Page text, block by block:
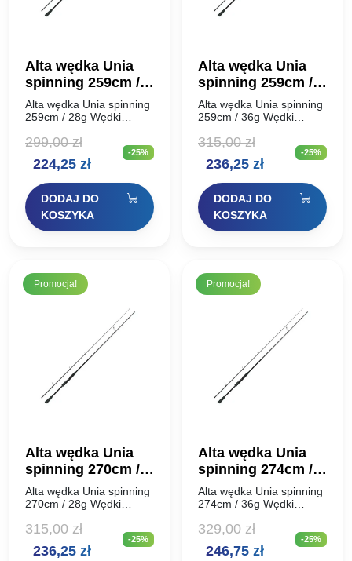
Alta wędka Unia
spinning 259cm /
28g
Alta wędka Unia spinning
259cm / 28g Wędki
to podstawowa seria
specjalistycznych wędzisk
spinningowych nowej
prezentuje się surowo,
minimalistycznie…
299,00zł
Pierwotna
cena
wynosiła:
299,00 zł.
224,25 złAktualna
cena
wynosi:
224,25 zł.
-25%
DODAJ DO
KOSZYKA
Alta wędka Unia
spinning 259cm /
36g
Alta wędka Unia spinning
259cm / 36g Wędki
to podstawowa seria
specjalistycznych wędzisk
spinningowych nowej
prezentuje się surowo,
minimalistycznie…
315,00zł
Pierwotna
cena
wynosiła:
315,00 zł.
236,25 złAktualna
cena
wynosi:
236,25 zł.
-25%
DODAJ DO
KOSZYKA
Promocja!
Alta wędka Unia
spinning 270cm /
28g
Alta wędka Unia spinning
270cm / 28g Wędki
to podstawowa seria
specjalistycznych wędzisk
spinningowych nowej
315,00zł
Pierwotna
236,25 złAktualna
-25%
Promocja!
Alta wędka Unia
spinning 274cm /
36g
Alta wędka Unia spinning
274cm / 36g Wędki
to podstawowa seria
specjalistycznych wędzisk
spinningowych nowej
329,00zł
Pierwotna
246,75 złAktualna
-25%